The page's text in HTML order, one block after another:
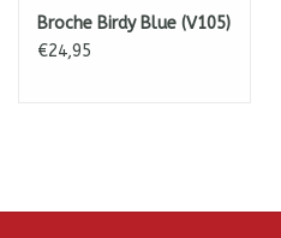
Kies voor tijdloos boven
voorbijgaande aard.
Slow Fashion heeft dus respect
Broche Birdy Blue (V105)
€24,95